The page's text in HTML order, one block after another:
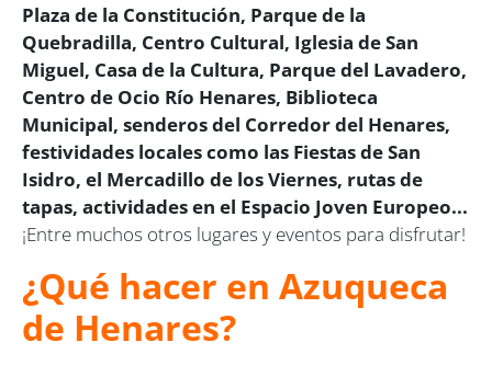
Plaza de la Constitución, Parque de la
Quebradilla, Centro Cultural, Iglesia de San
Miguel, Casa de la Cultura, Parque del Lavadero,
Centro de Ocio Río Henares, Biblioteca
Municipal, senderos del Corredor del Henares,
festividades locales como las Fiestas de San
Isidro, el Mercadillo de los Viernes, rutas de
tapas, actividades en el Espacio Joven Europeo...
¡Entre muchos otros lugares y eventos para disfrutar!
¿Qué hacer en Azuqueca
de Henares?